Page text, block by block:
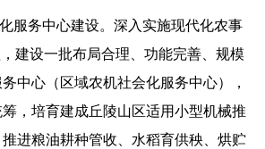
服务中心建设。深入实施现代化农事
建设一批布局合理、功能完善、规模
中心（区域农机社会化服务中心），
，培育建成丘陵山区适用小型机械推
进粮油耕种管收、水稻育供秧、烘贮